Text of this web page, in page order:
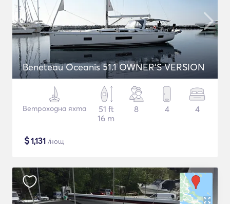
Beneteau Oceanis 51.1 OWNER'S VERSION
Ветроходна яхта
51 ft
16 m
8 4 4
$1,131 /нощ